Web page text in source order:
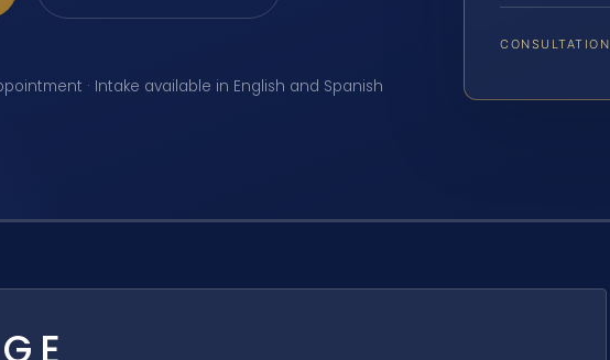
· Intake available in English and Spanish
CONSULTATION